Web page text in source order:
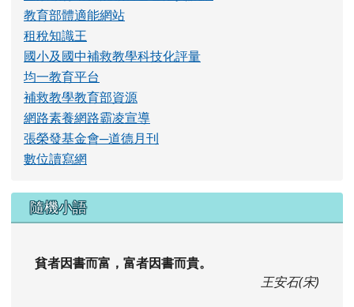
校址：972花蓮縣秀林鄉景美村15鄰三棧102號（
圖） 電話：03-8260330 傳真：03-8266374
No.102, Sanzhan, Xiulin Township, Hualien County
972, Taiwan (R.O.C.) Tel:03-8260330 Fax:03-
8266374